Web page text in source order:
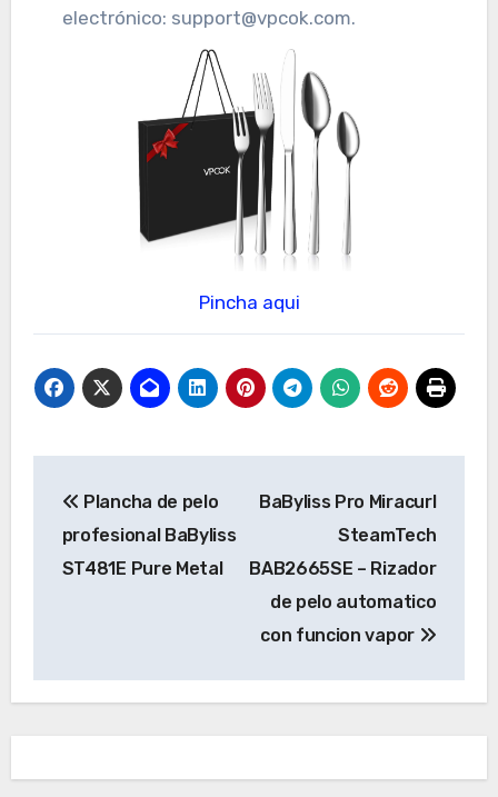
electrónico: support@vpcok.com.
Pincha aqui
de
entradas
Plancha de pelo
profesional BaByliss
ST481E Pure Metal
BaByliss Pro Miracurl
SteamTech
BAB2665SE – Rizador
de pelo automatico
con funcion vapor